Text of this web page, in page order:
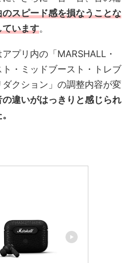
のスピード感を損なうことな
ています。
プリ内の「MARSHALL・
・ミッドブースト・トレブ
クション」の調整内容が変
違いがはっきりと感じられ